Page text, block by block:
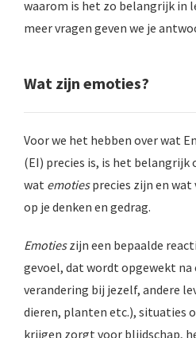
waarom is het zo belangrijk in
meer vragen geven we je
Wat zijn emoties?
Voor we het hebben over wat
(EI) precies is, is het belangrijk
wat emotiesprecies zijn en
op je denken en gedrag.
Emotieszijn een bepaalde
gevoel, dat wordt opgewekt
verandering bij jezelf, andere
dieren, planten etc.), situaties
krijgen zorgt voor blijdschap,